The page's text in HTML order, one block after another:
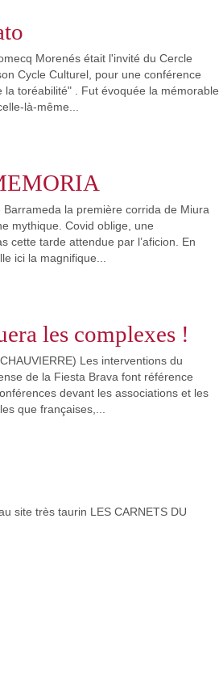
Morenés était l'invité du Cercle
Cycle Culturel, pour une conférence
toréabilité" . Fut évoquée la mémorable
là-même...
la première corrida de Miura
mythique. Covid oblige, une
cette tarde attendue par l’aficion. En
ici la magnifique...
les complexes !
Les interventions du
de la Fiesta Brava font référence
devant les associations et les
que françaises,...
site très taurin LES CARNETS DU